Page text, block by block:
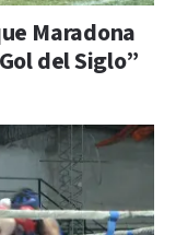
Maradona
del Siglo”